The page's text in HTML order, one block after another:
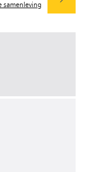
samenleving